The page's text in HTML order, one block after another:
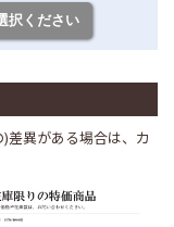
差異がある場合は、カ